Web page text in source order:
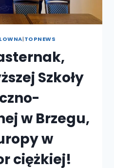
|TOPNEWS
Szkoły
w Brzegu,
w
ciężkiej!